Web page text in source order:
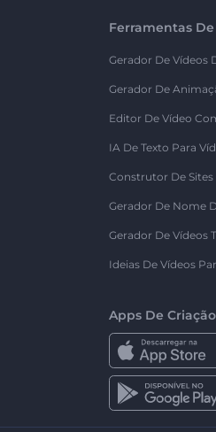
Ferramentas De
Gerador De Vídeos
Gerador De
Editor De Vídeo
IA De Texto Para
Construtor De
Gerador De Nome
Gerador De Vídeos
Ideias De Vídeos
Apps De